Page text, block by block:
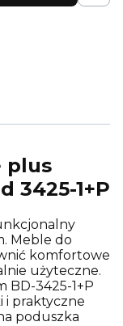
plus
3425-1+P
Meble do
komfortowe
użyteczne.
BD-3425-1+P
i praktyczne
poduszka